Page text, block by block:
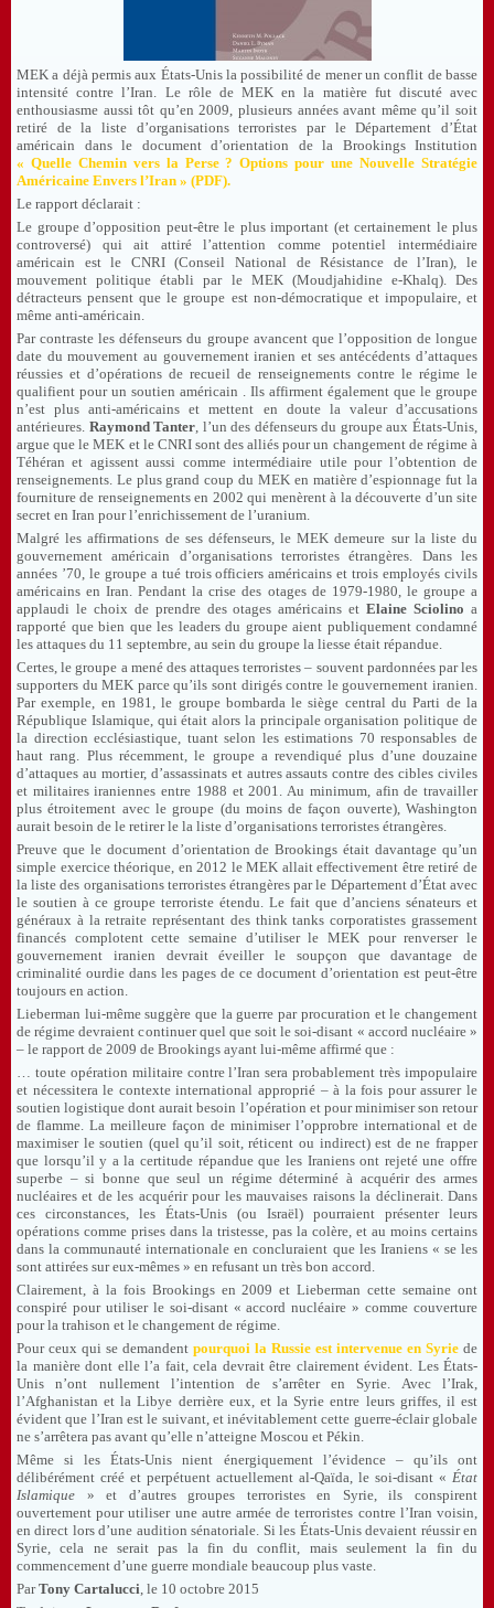
MEK a déjà permis aux États-Unis la possibilité de mener un conflit de basse
intensité contre l’Iran. Le rôle de MEK en la matière fut discuté avec
enthousiasme aussi tôt qu’en 2009, plusieurs années avant même qu’il soit
retiré de la liste d’organisations terroristes par le Département d’État
américain dans le document d’orientation de la Brookings Institution
« Quelle Chemin vers la Perse ? Options pour une Nouvelle Stratégie
Américaine Envers l’Iran » (PDF).
Le rapport déclarait :
Le groupe d’opposition peut-être le plus important (et certainement le plus
controversé) qui ait attiré l’attention comme potentiel intermédiaire
américain est le CNRI (Conseil National de Résistance de l’Iran), le
mouvement politique établi par le MEK (Moudjahidine e-Khalq). Des
détracteurs pensent que le groupe est non-démocratique et impopulaire, et
même anti-américain.
Par contraste les défenseurs du groupe avancent que l’opposition de longue
date du mouvement au gouvernement iranien et ses antécédents d’attaques
réussies et d’opérations de recueil de renseignements contre le régime le
qualifient pour un soutien américain . Ils affirment également que le groupe
n’est plus anti-américains et mettent en doute la valeur d’accusations
antérieures. Raymond Tanter, l’un des défenseurs du groupe aux États-Unis,
argue que le MEK et le CNRI sont des alliés pour un changement de régime à
Téhéran et agissent aussi comme intermédiaire utile pour l’obtention de
renseignements. Le plus grand coup du MEK en matière d’espionnage fut la
fourniture de renseignements en 2002 qui menèrent à la découverte d’un site
secret en Iran pour l’enrichissement de l’uranium.
Malgré les affirmations de ses défenseurs, le MEK demeure sur la liste du
gouvernement américain d’organisations terroristes étrangères. Dans les
années ’70, le groupe a tué trois officiers américains et trois employés civils
américains en Iran. Pendant la crise des otages de 1979-1980, le groupe a
applaudi le choix de prendre des otages américains etElaine Sciolino a
rapporté que bien que les leaders du groupe aient publiquement condamné
les attaques du 11 septembre, au sein du groupe la liesse était répandue.
Certes, le groupe a mené des attaques terroristes – souvent pardonnées par les
supporters du MEK parce qu’ils sont dirigés contre le gouvernement iranien.
Par exemple, en 1981, le groupe bombarda le siège central du Parti de la
République Islamique, qui était alors la principale organisation politique de
la direction ecclésiastique, tuant selon les estimations 70 responsables de
haut rang. Plus récemment, le groupe a revendiqué plus d’une douzaine
d’attaques au mortier, d’assassinats et autres assauts contre des cibles civiles
et militaires iraniennes entre 1988 et 2001. Au minimum, afin de travailler
plus étroitement avec le groupe (du moins de façon ouverte), Washington
aurait besoin de le retirer le la liste d’organisations terroristes étrangères.
Preuve que le document d’orientation de Brookings était davantage qu’un
simple exercice théorique, en 2012 le MEK allait effectivement être retiré de
la liste des organisations terroristes étrangères par le Département d’État avec
le soutien à ce groupe terroriste étendu. Le fait que d’anciens sénateurs et
généraux à la retraite représentant des think tanks corporatistes grassement
financés complotent cette semaine d’utiliser le MEK pour renverser le
gouvernement iranien devrait éveiller le soupçon que davantage de
criminalité ourdie dans les pages de ce document d’orientation est peut-être
toujours en action.
Lieberman lui-même suggère que la guerre par procuration et le changement
de régime devraient continuer quel que soit le soi-disant « accord nucléaire »
– le rapport de 2009 de Brookings ayant lui-même affirmé que :
… toute opération militaire contre l’Iran sera probablement très impopulaire
et nécessitera le contexte international approprié – à la fois pour assurer le
soutien logistique dont aurait besoin l’opération et pour minimiser son retour
de flamme. La meilleure façon de minimiser l’opprobre international et de
maximiser le soutien (quel qu’il soit, réticent ou indirect) est de ne frapper
que lorsqu’il y a la certitude répandue que les Iraniens ont rejeté une offre
superbe – si bonne que seul un régime déterminé à acquérir des armes
nucléaires et de les acquérir pour les mauvaises raisons la déclinerait. Dans
ces circonstances, les États-Unis (ou Israël) pourraient présenter leurs
opérations comme prises dans la tristesse, pas la colère, et au moins certains
dans la communauté internationale en concluraient que les Iraniens « se les
sont attirées sur eux-mêmes » en refusant un très bon accord.
Clairement, à la fois Brookings en 2009 et Lieberman cette semaine ont
conspiré pour utiliser le soi-disant « accord nucléaire » comme couverture
pour la trahison et le changement de régime.
Pour ceux qui se demandent pourquoi la Russie est intervenue en Syrie de
la manière dont elle l’a fait, cela devrait être clairement évident. Les États-
Unis n’ont nullement l’intention de s’arrêter en Syrie. Avec l’Irak,
l’Afghanistan et la Libye derrière eux, et la Syrie entre leurs griffes, il est
évident que l’Iran est le suivant, et inévitablement cette guerre-éclair globale
ne s’arrêtera pas avant qu’elle n’atteigne Moscou et Pékin.
Même si les États-Unis nient énergiquement l’évidence – qu’ils ont
délibérément créé et perpétuent actuellement al-Qaïda, le soi-disant « État
Islamique » et d’autres groupes terroristes en Syrie, ils conspirent
ouvertement pour utiliser une autre armée de terroristes contre l’Iran voisin,
en direct lors d’une audition sénatoriale. Si les États-Unis devaient réussir en
Syrie, cela ne serait pas la fin du conflit, mais seulement la fin du
commencement d’une guerre mondiale beaucoup plus vaste.
ParTony Cartalucci, le 10 octobre 2015